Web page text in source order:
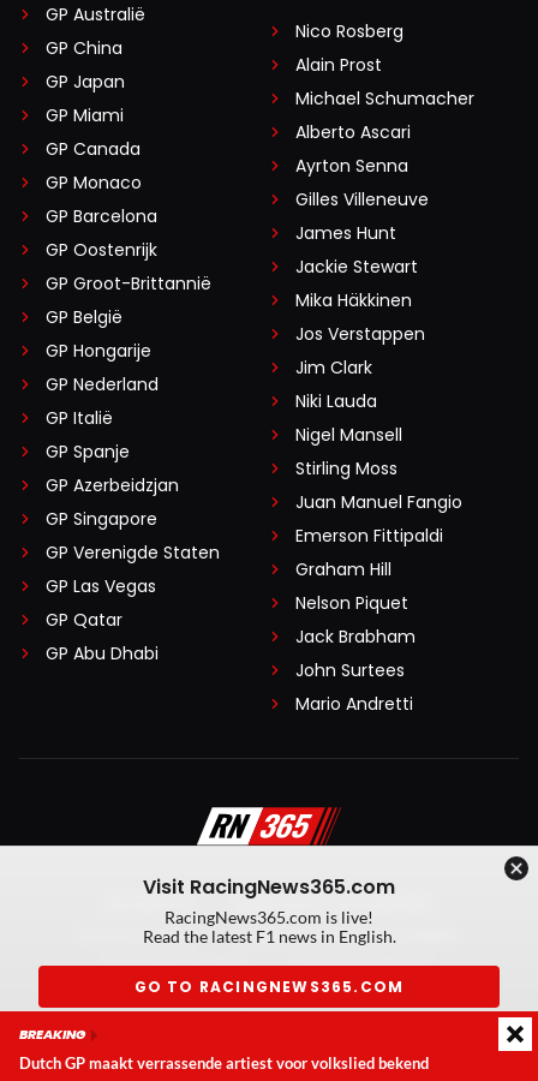
GP Australië
GP China
GP Japan
GP Miami
GP Canada
GP Monaco
GP Barcelona
GP Oostenrijk
GP Groot-Brittannië
GP België
GP Hongarije
GP Nederland
GP Italië
GP Spanje
GP Azerbeidzjan
GP Singapore
GP Verenigde Staten
GP Las Vegas
GP Qatar
GP Abu Dhabi
Nico Rosberg
Alain Prost
Michael Schumacher
Alberto Ascari
Ayrton Senna
Gilles Villeneuve
James Hunt
Jackie Stewart
Mika Häkkinen
Jos Verstappen
Jim Clark
Niki Lauda
Nigel Mansell
Stirling Moss
Juan Manuel Fangio
Emerson Fittipaldi
Graham Hill
Nelson Piquet
Jack Brabham
John Surtees
Mario Andretti
Algemene voorwaarden
Privacy Policy
Created by On Your Marks
Privacy manager
Kansspeluitingen
Visit RacingNews365.com
RacingNews365.com is live!
Read the latest F1 news in English.
GO TO RACINGNEWS365.COM
BREAKING
Dutch GP maakt verrassende artiest voor volkslied bekend